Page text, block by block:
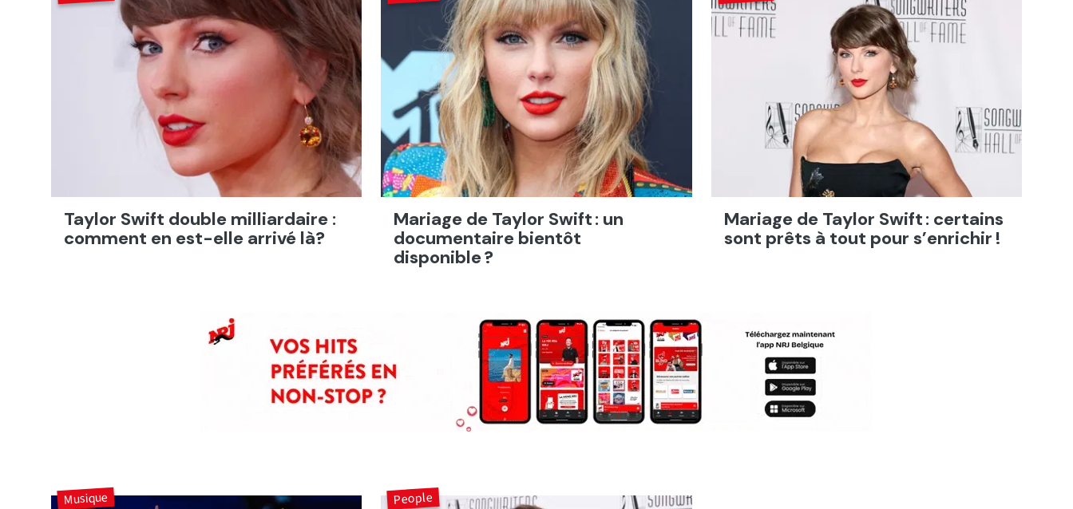
Taylor Swift double milliardaire :
comment en est-elle arrivé là?
Mariage de Taylor Swift : un
documentaire bientôt
disponible ?
Mariage de Taylor Swift : certains
sont prêts à tout pour s’enrichir !
Musique People